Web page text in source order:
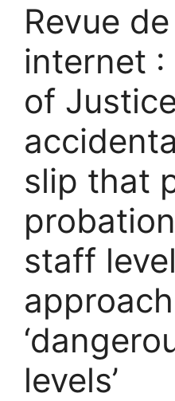
Revue
internet
of
slip that
staff
levels’